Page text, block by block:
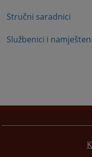
Stručni saradnici
Službenici i